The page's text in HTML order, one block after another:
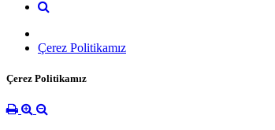
Çerez Politikamız
Çerez Politikamız